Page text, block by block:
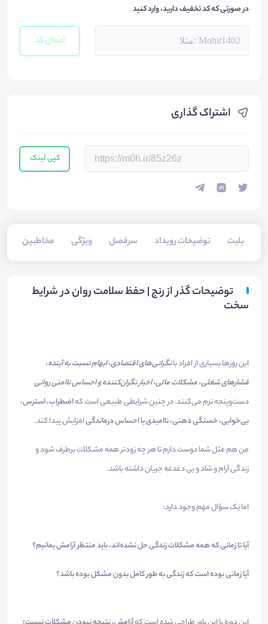
اشتراک گذاری
کپی لینک
بلیت‌ توضیحات رویداد سرفصل ویژگی مخاطبین
در صورتی که کد تخفیف دارید، وارد کنید
اعمال کد
توضیحات گذر از رنج | حفظ سلامت روان در شرایط
سخت
این روزها بسیاری از افراد بانگرانی‌های اقتصادی، ابهام نسبت به آینده،
فشارهای شغلی، مشکلات مالی، اخبار نگران‌کننده و احساس ناامنی روانی
دست‌وپنجه نرم می‌کنند. در چنین شرایطی طبیعی است کهاضطراب، استرس،
بی‌خوابی، خستگی ذهنی، ناامیدی یا احساس درماندگیافزایش پیدا کند.
من هم مثل شما دوست دارم تا هر چه زودتر همه مشکلات برطرف شود و
زندگی آرام و شاد و بی دغدغه جریان داشته باشد.
اما یک سؤال مهم وجود دارد:
آیا تا زمانی که همه مشکلات زندگی حل نشده‌اند، باید منتظر آرامش بمانیم؟
آیا زمانی بوده است که زندگی به طور کامل بدون مشکل بوده باشد؟